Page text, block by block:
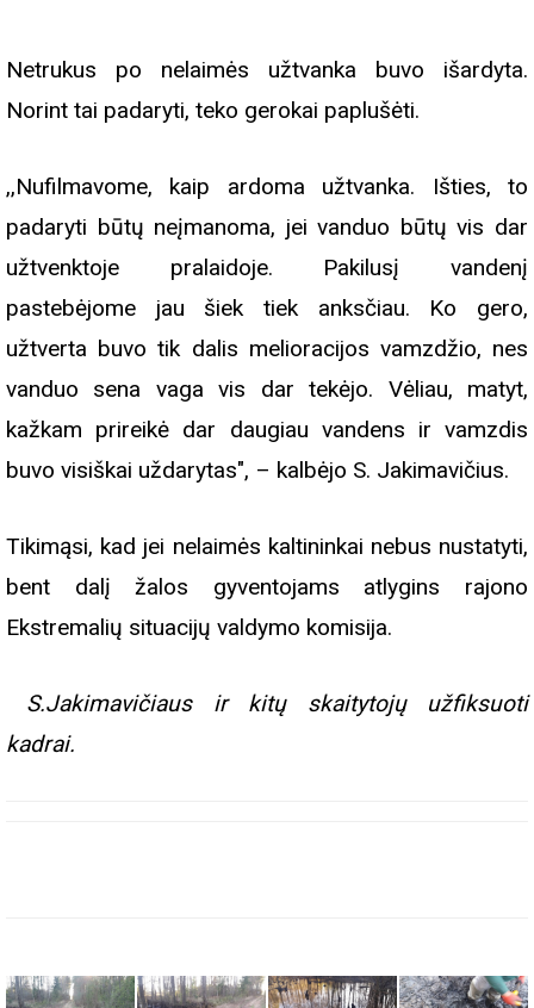
Netrukus po nelaimės užtvanka buvo išardyta.
Norint tai padaryti, teko gerokai paplušėti.
,,Nufilmavome, kaip ardoma užtvanka. Išties, to
padaryti būtų neįmanoma, jei vanduo būtų vis dar
užtvenktoje pralaidoje. Pakilusį vandenį
pastebėjome jau šiek tiek anksčiau. Ko gero,
užtverta buvo tik dalis melioracijos vamzdžio, nes
vanduo sena vaga vis dar tekėjo. Vėliau, matyt,
kažkam prireikė dar daugiau vandens ir vamzdis
buvo visiškai uždarytas", – kalbėjo S. Jakimavičius.
Tikimąsi, kad jei nelaimės kaltininkai nebus nustatyti,
bent dalį žalos gyventojams atlygins rajono
Ekstremalių situacijų valdymo komisija.
S.Jakimavičiaus ir kitų skaitytojų užfiksuoti
kadrai.